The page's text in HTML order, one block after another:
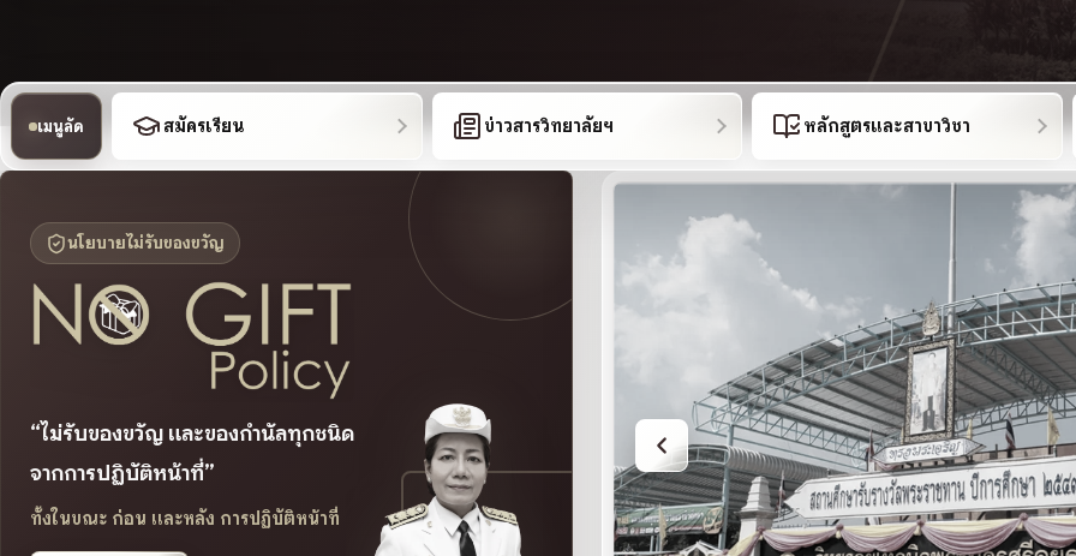
เมนูลัด สมัครเรียน ข่าวสารวิทยาลัยฯ หลักสูตรและสาขาวิชา
นโยบายไม่รับของขวัญ
“ไม่รับของขวัญ และของกำนัลทุกชนิด
จากการปฏิบัติหน้าที่”
ทั้งในขณะ ก่อน และหลัง การปฏิบัติหน้าที่